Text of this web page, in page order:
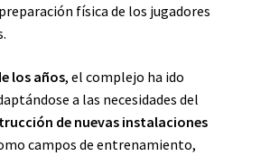
física de los jugadores
los años, el complejo ha ido
a las necesidades del
de nuevas instalaciones
campos de entrenamiento,